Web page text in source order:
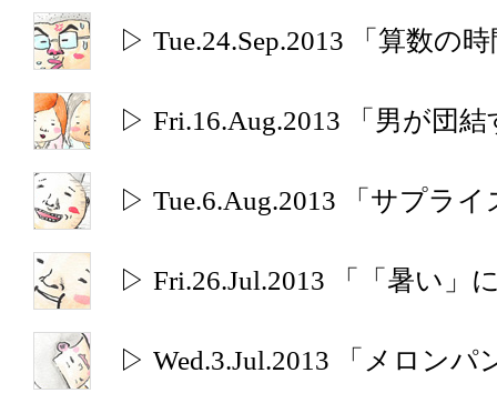
▷ Tue.24.Sep.2013 「算数の
▷ Fri.16.Aug.2013 「男が団
▷ Tue.6.Aug.2013 「サプラ
▷ Fri.26.Jul.2013 「「暑い」
▷ Wed.3.Jul.2013 「メロンパ